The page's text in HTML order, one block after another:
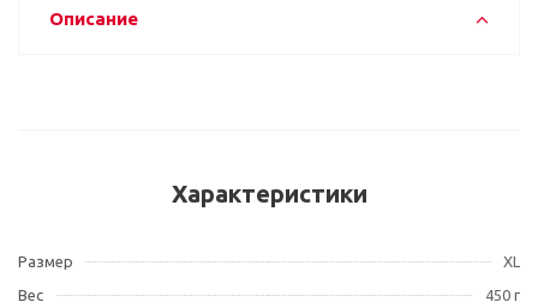
Описание
Характеристики
Размер
XL
Вес
450 г